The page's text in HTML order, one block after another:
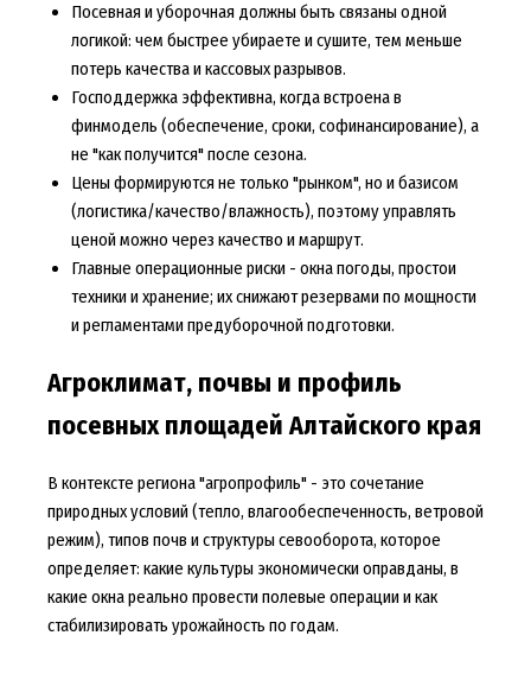
Посевная и уборочная должны быть связаны одной
логикой: чем быстрее убираете и сушите, тем меньше
потерь качества и кассовых разрывов.
Господдержка эффективна, когда встроена в
финмодель (обеспечение, сроки, софинансирование), а
не "как получится" после сезона.
Цены формируются не только "рынком", но и базисом
(логистика/качество/влажность), поэтому управлять
ценой можно через качество и маршрут.
Главные операционные риски - окна погоды, простои
техники и хранение; их снижают резервами по мощности
и регламентами предуборочной подготовки.
Агроклимат, почвы и профиль
посевных площадей Алтайского края
В контексте региона "агропрофиль" - это сочетание
природных условий (тепло, влагообеспеченность, ветровой
режим), типов почв и структуры севооборота, которое
определяет: какие культуры экономически оправданы, в
какие окна реально провести полевые операции и как
стабилизировать урожайность по годам.